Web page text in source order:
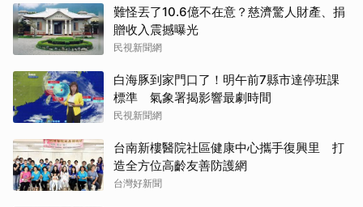
難怪丟了10.6億不在意？慈濟驚人財產、捐
贈收入震撼曝光
民視新聞網
白海豚到家門口了！明午前7縣市達停班課
標準 氣象署揭影響最劇時間
民視新聞網
台南新樓醫院社區健康中心攜手復興里 打
造全方位高齡友善防護網
台灣好新聞